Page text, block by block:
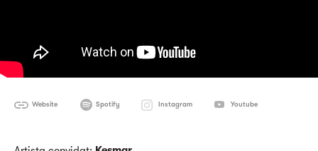
Website Spotify Instagram Youtube